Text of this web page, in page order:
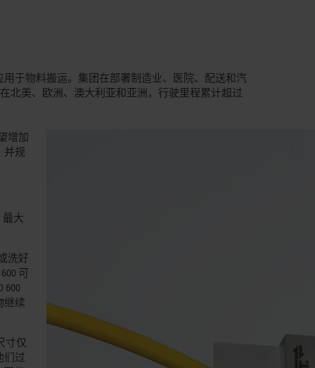
用于物料搬运。集团在部署制造业、医院、配送和汽
北美、欧洲、澳大利亚和亚洲，行驶里程累计超过
增加
并规
大
洗好
可
600
继续
寸仅
们过